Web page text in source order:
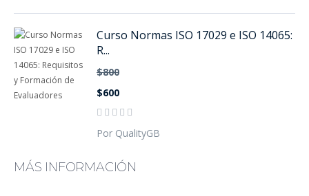
Curso Normas ISO 17029 e ISO 14065:
R...
$800
$600
Por QualityGB
MÁS INFORMACIÓN